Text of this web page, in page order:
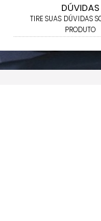
DÚVIDAS
TIRE SUAS DÚVIDAS
PRODUTO